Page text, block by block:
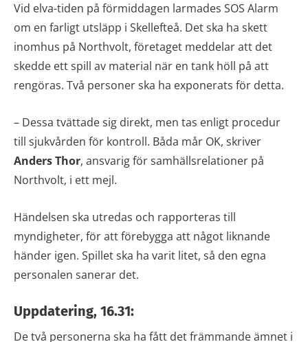
Vid elva-tiden på förmiddagen larmades SOS Alarm
om en farligt utsläpp i Skellefteå. Det ska ha skett
inomhus på Northvolt, företaget meddelar att det
skedde ett spill av material när en tank höll på att
rengöras. Två personer ska ha exponerats för detta.
– Dessa tvättade sig direkt, men tas enligt procedur
till sjukvården för kontroll. Båda mår OK, skriver
Anders Thor, ansvarig för samhällsrelationer på
Northvolt, i ett mejl.
Händelsen ska utredas och rapporteras till
myndigheter, för att förebygga att något liknande
händer igen. Spillet ska ha varit litet, så den egna
personalen sanerar det.
Uppdatering, 16.31:
De två personerna ska ha fått det främmande ämnet i